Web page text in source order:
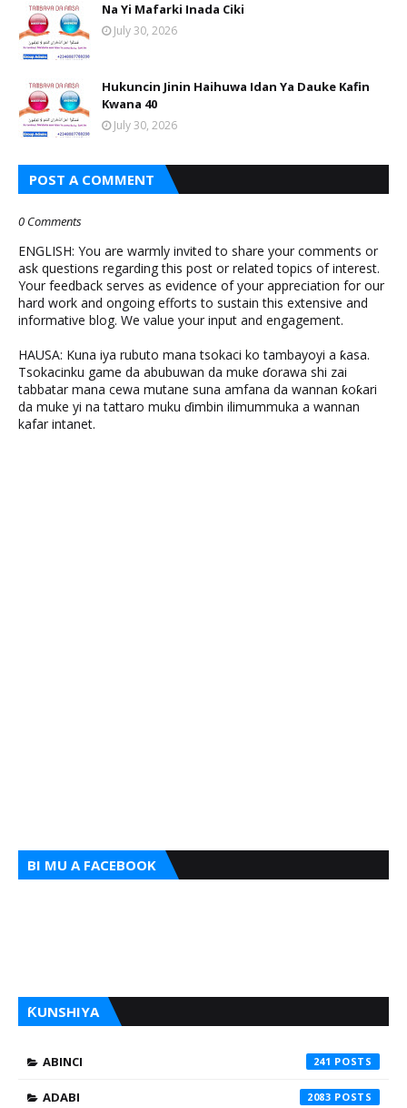
Na Yi Mafarki Inada Ciki
July 30, 2026
Hukuncin Jinin Haihuwa Idan Ya Dauke Kafin
Kwana 40
July 30, 2026
POST A COMMENT
0 Comments
ENGLISH: You are warmly invited to share your comments or
ask questions regarding this post or related topics of interest.
Your feedback serves as evidence of your appreciation for our
hard work and ongoing efforts to sustain this extensive and
informative blog. We value your input and engagement.
HAUSA: Kuna iya rubuto mana tsokaci ko tambayoyi a ƙasa.
Tsokacinku game da abubuwan da muke ɗorawa shi zai
tabbatar mana cewa mutane suna amfana da wannan ƙoƙari
da muke yi na tattaro muku ɗimbin ilimummuka a wannan
kafar intanet.
BI MU A FACEBOOK
ƘUNSHIYA
ABINCI 241
ADABI 2083